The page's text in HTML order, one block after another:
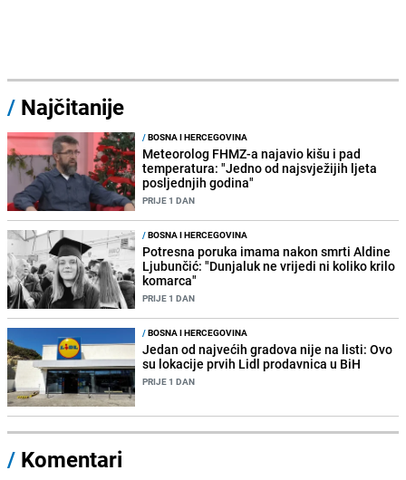
/ Najčitanije
/BOSNA I HERCEGOVINA
Meteorolog FHMZ-a najavio kišu i pad
temperatura: "Jedno od najsvježijih ljeta
posljednjih godina"
PRIJE 1 DAN
/BOSNA I HERCEGOVINA
Potresna poruka imama nakon smrti Aldine
Ljubunčić: "Dunjaluk ne vrijedi ni koliko krilo
komarca"
PRIJE 1 DAN
/BOSNA I HERCEGOVINA
Jedan od najvećih gradova nije na listi: Ovo
su lokacije prvih Lidl prodavnica u BiH
PRIJE 1 DAN
/ Komentari